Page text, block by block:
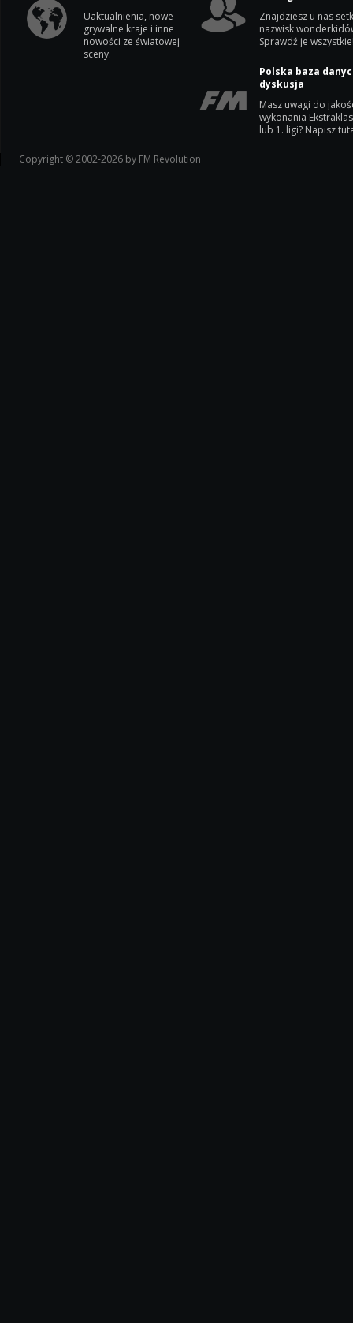
Uaktualnienia, nowe
grywalne kraje i inne
nowości ze światowej
sceny.
Znajdziesz u nas
nazwisk
Sprawdź je
Polska baza
dyskusja
Masz uwagi do
wykonania
lub 1. ligi? Napisz
Copyright © 2002-2026 by FM Revolution